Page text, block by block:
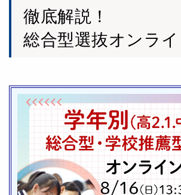
徹底解説！
総合型選抜オンラ